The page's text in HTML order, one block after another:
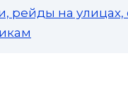
рейды на